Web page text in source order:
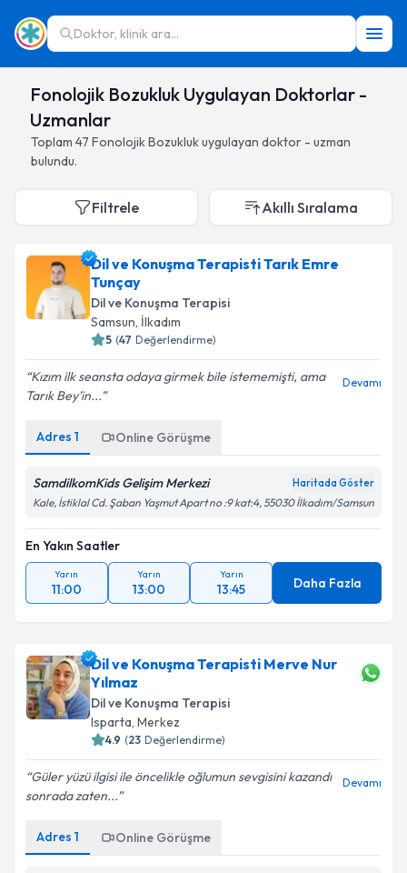
Doktor, klinik ara...
Fonolojik Bozukluk Uygulayan Doktorlar -
Uzmanlar
Toplam 47 Fonolojik Bozuklukuygulayan doktor - uzman
bulundu.
Filtrele Akıllı Sıralama
Dil ve Konuşma Terapisti Tarık Emre
Tunçay
Dil ve Konuşma Terapisi
Samsun, İlkadım
5 (47 Değerlendirme)
Kızım ilk seansta odaya girmek bile istememişti, ama
Tarık Bey’in...
Devamı
Adres 1 Online Görüşme
SamdilkomKids Gelişim Merkezi Haritada Göster
Kale, İstiklal Cd. Şaban Yaşmut Apart no :9 kat:4, 55030 İlkadım/Samsun
En Yakın Saatler
Yarın
11:00
Yarın
13:00
Yarın
13:45 Daha Fazla
Dil ve Konuşma Terapisti Merve Nur
Yılmaz
Dil ve Konuşma Terapisi
Isparta, Merkez
4.9 (23 Değerlendirme)
Güler yüzü ilgisi ile öncelikle oğlumun sevgisini kazandı
sonrada zaten...
Devamı
Adres 1 Online Görüşme